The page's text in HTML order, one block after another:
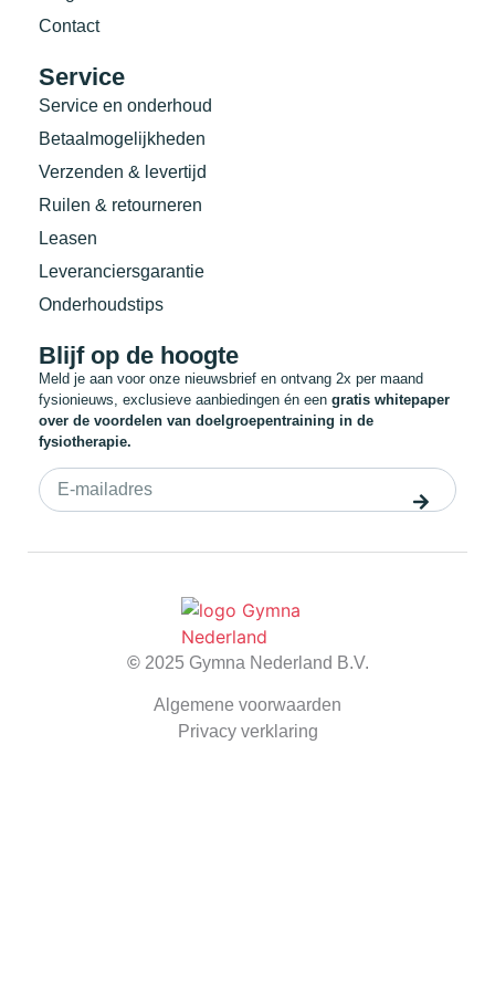
Contact
Service
Service en onderhoud
Betaalmogelijkheden
Verzenden & levertijd
Ruilen & retourneren
Leasen
Leveranciersgarantie
Onderhoudstips
Blijf op de hoogte
Meld je aan voor onze nieuwsbrief en ontvang 2x per maand
fysionieuws, exclusieve aanbiedingen én een gratis whitepaper
over de voordelen van doelgroepentraining in de
fysiotherapie.
© 2025 Gymna Nederland B.V.
Algemene voorwaarden
Privacy verklaring